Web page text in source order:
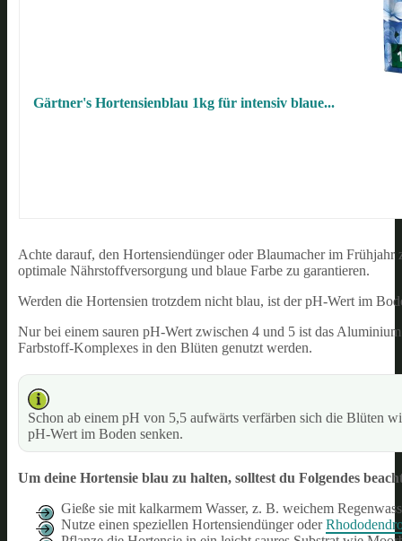
Gärtner's Hortensienblau 1kg für intensiv blaue...
Achte darauf, den Hortensiendünger oder Blaumacher im
optimale Nährstoffversorgung und blaue Farbe zu garantieren.
Werden die Hortensien trotzdem nicht blau, ist der pH-Wert im
Nur bei einem sauren pH-Wert zwischen 4 und 5 ist das
Farbstoff-Komplexes in den Blüten genutzt werden.
Schon ab einem pH von 5,5 aufwärts verfärben sich die Blüten
pH-Wert im Boden senken.
Um deine Hortensie blau zu halten, solltest du Folgendes
Gieße sie mit kalkarmem Wasser, z. B. weichem
Nutze einen speziellen Hortensiendünger oder